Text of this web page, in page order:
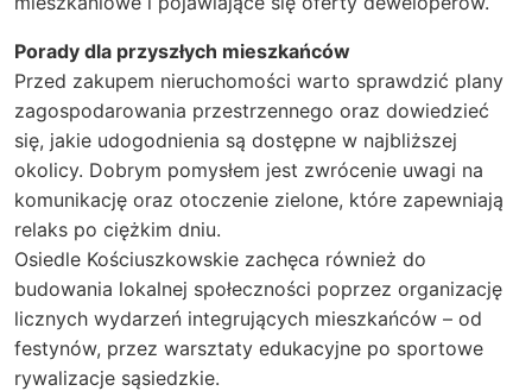
Porady dla przyszłych mieszkańców
Przed zakupem nieruchomości warto sprawdzić plany
zagospodarowania przestrzennego oraz dowiedzieć
się, jakie udogodnienia są dostępne w najbliższej
okolicy. Dobrym pomysłem jest zwrócenie uwagi na
komunikację oraz otoczenie zielone, które zapewniają
relaks po ciężkim dniu.
Osiedle Kościuszkowskie zachęca również do
budowania lokalnej społeczności poprzez organizację
licznych wydarzeń integrujących mieszkańców – od
festynów, przez warsztaty edukacyjne po sportowe
rywalizacje sąsiedzkie.